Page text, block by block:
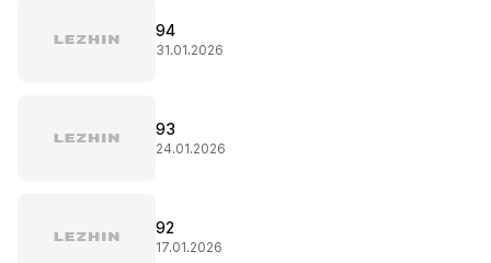
94
31.01.2026
93
24.01.2026
92
17.01.2026